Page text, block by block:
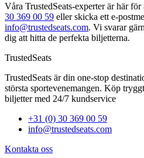
Våra TrustedSeats‑experter är här
30 369 00 59 eller skicka ett
info@trustedseats.com. Vi svarar
dig att hitta de perfekta biljetterna.
TrustedSeats
TrustedSeats är din one-stop
största sportevenemangen. Köp
biljetter med 24/7 kundservice
+31 (0) 30 369 00 59
info@trustedseats.com
Kontakta oss